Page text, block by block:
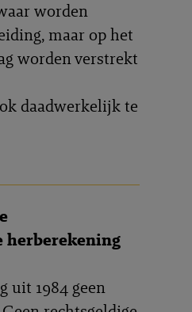
worden
maar op het
worden verstrekt
daadwerkelijk te
herberekening
uit 1984 geen